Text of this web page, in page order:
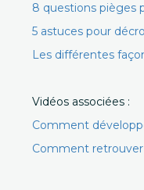
8 questions pièges
5 astuces pour
Les différentes
Vidéos associées :
Comment
Comment